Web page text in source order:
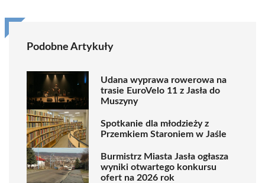
Podobne Artykuły
Udana wyprawa rowerowa na
trasie EuroVelo 11 z Jasła do
Muszyny
Spotkanie dla młodzieży z
Przemkiem Staroniem w Jaśle
Burmistrz Miasta Jasła ogłasza
wyniki otwartego konkursu
ofert na 2026 rok